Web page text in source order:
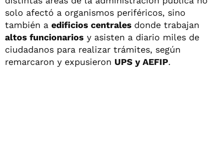
solo afectó a organismos periféricos, sino
también a edificios centrales donde trabajan
altos funcionarios y asisten a diario miles de
ciudadanos para realizar trámites, según
remarcaron y expusieron UPS y AEFIP.